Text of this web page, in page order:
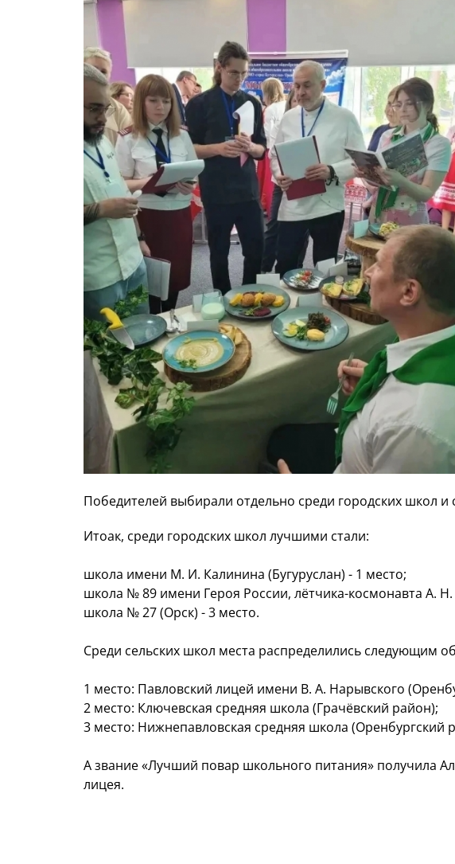
Победителей выбирали отдельно среди городских школ и
Итоак, среди городских школ лучшими стали:
школа имени М. И. Калинина (Бугуруслан) - 1 место;
школа № 89 имени Героя России, лётчика-космонавта А.
школа № 27 (Орск) - 3 место.
Среди сельских школ места распределились следующим
1 место: Павловский лицей имени В. А. Нарывского
2 место: Ключевская средняя школа (Грачёвский район);
3 место: Нижнепавловская средняя школа (Оренбургский
А звание «Лучший повар школьного питания» получила
лицея.